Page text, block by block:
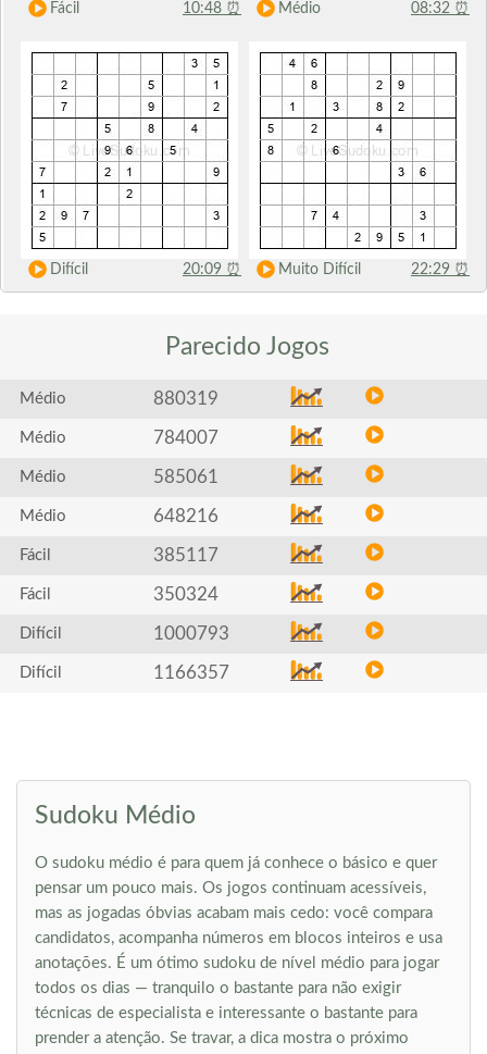
Fácil 10:48 ⏰ Médio 08:32 ⏰
Difícil 20:09 ⏰ Muito Difícil 22:29 ⏰
Parecido Jogos
Médio 880319
Médio 784007
Médio 585061
Médio 648216
Fácil 385117
Fácil 350324
Difícil 1000793
Difícil 1166357
Sudoku Médio
O sudoku médio é para quem já conhece o básico e quer
pensar um pouco mais. Os jogos continuam acessíveis,
mas as jogadas óbvias acabam mais cedo: você compara
candidatos, acompanha números em blocos inteiros e usa
anotações. É um ótimo sudoku de nível médio para jogar
todos os dias — tranquilo o bastante para não exigir
técnicas de especialista e interessante o bastante para
prender a atenção. Se travar, a dica mostra o próximo